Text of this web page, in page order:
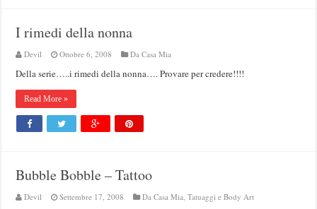
I rimedi della nonna
Devil Ottobre 6, 2008 Da Casa Mia
Della serie…..i rimedi della nonna…. Provare per credere!!!!
Read More »
Bubble Bobble – Tattoo
Devil Settembre 17, 2008 Da Casa Mia,Tatuaggi e Body Art